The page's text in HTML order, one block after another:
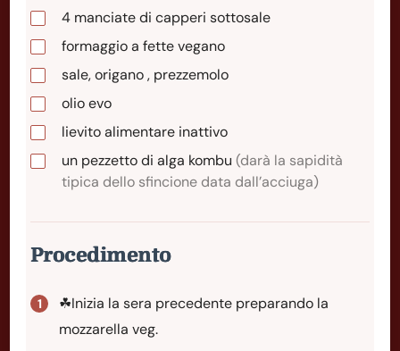
4 manciatedi capperi sottosale
formaggio a fette vegano
sale, origano , prezzemolo
olio evo
lievito alimentare inattivo
un pezzetto di alga kombu (darà la sapidità
tipica dello sfincione data dall’acciuga)
Procedimento
☘Inizia la sera precedente preparando la
mozzarella veg.